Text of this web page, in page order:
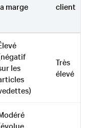
marge
client
les
Très
élevé